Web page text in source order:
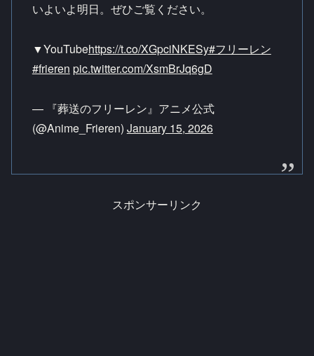
いよいよ明日。ぜひご覧ください。
▼YouTubehttps://t.co/XGpciNKESy#フリーレン
#frieren pic.twitter.com/XsmBrJq6gD
— 『葬送のフリーレン』アニメ公式
(@Anime_Frieren) January 15, 2026
スポンサーリンク